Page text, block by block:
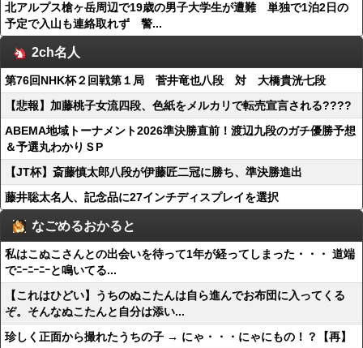
北アルプス槍ヶ岳周辺で19歳の男子大学生が遭難 単独で1泊2日の
予定で入山も連絡取れず 警...
2ch名人
第76回NHK杯２回戦第１局 菅井竜也八段 対 大橋貴洸七段
【悲報】加藤桃子女流四段、色紙をメルカリで転売宣言される????
ABEMA地域トーナメント2026準決勝直前！渡辺九段のガチ優勝予想
＆予選丸わかりＳP
【JT杯】斎藤慎太郎八段が伊藤匠二冠に勝ち、準決勝進出
藤井聡太名人、記念品に27インチディスプレイを選択
なごめるおかると
私はこぬこさんとの出会いを待って1年が経ってしまった・・・ 道端
でﾆｰﾆｰﾆｰと鳴いてる...
【これはひどい】うちのぬこたんは自ら進んでお布団に入ってくる
ぞ。そんなぬこたんと自分は添い...
珍しく正面から撮れたうちの子 → にゃ・・・にゃにもの！？【再】